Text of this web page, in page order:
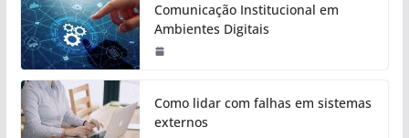
Comunicação Institucional em
Ambientes Digitais
Como lidar com falhas em sistemas
externos